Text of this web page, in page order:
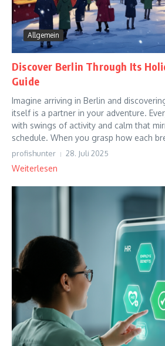
Allgemein
Discover Berlin Through Its
Guide
Imagine arriving in Berlin and
itself is a partner in your adventure.
with swings of activity and calm that
schedule. When you grasp how each
profishunter 28. Juli 2025
Weiterlesen